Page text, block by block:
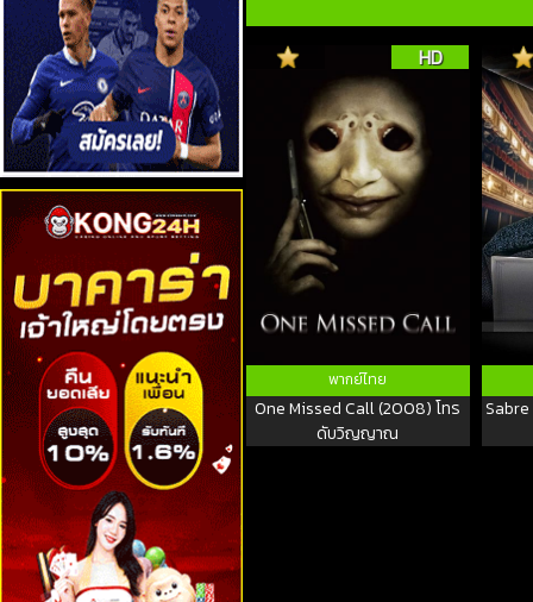
HD
พากย์ไทย
One Missed Call (2008) โทร
ดับวิญญาณ
Sabre